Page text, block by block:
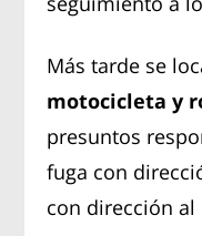
Más tarde se
motocicleta y
presuntos
fuga con
con dirección al